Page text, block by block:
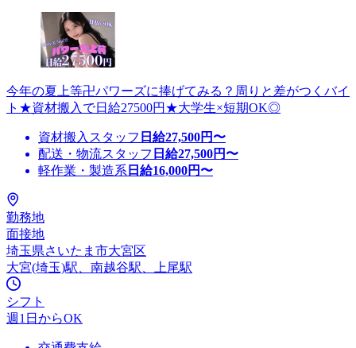
今年の夏上等卍パワーズに捧げてみる？周りと差がつくバイ
ト★資材搬入で日給27500円★大学生×短期OK◎
資材搬入スタッフ 日給27,500円〜
配送・物流スタッフ 日給27,500円〜
軽作業・製造系 日給16,000円〜
勤務地
面接地
埼玉県さいたま市大宮区
大宮(埼玉)駅、南越谷駅、上尾駅
シフト
週1日からOK